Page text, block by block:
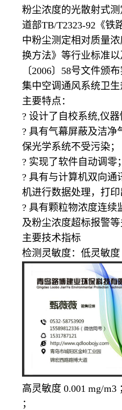
粉尘浓度的光散射式
道部TB/T2323-92《铁
中粉尘测定相对质量
换方法》等行业标准
〔2006〕58号文件颁
集中空调通风系统卫生
主要特点：
? 设计了自校系统,仪器
? 具有气幕屏蔽及洁净
保光学系统不受污染；
? 实现了软件自动调零；
? 具有与计算机双向通
机进行数据处理，打印
? 具有颗粒物浓度连续
及粉尘浓度超标报警等
主要技术指标
检测灵敏度：低灵敏度
高灵敏度 0.001 mg/m3
；